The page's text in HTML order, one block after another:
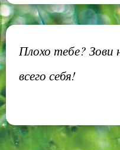
Плохо тебе?
всего себя!